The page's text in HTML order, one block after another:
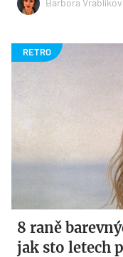
Barbora
8 raně
jak sto letech